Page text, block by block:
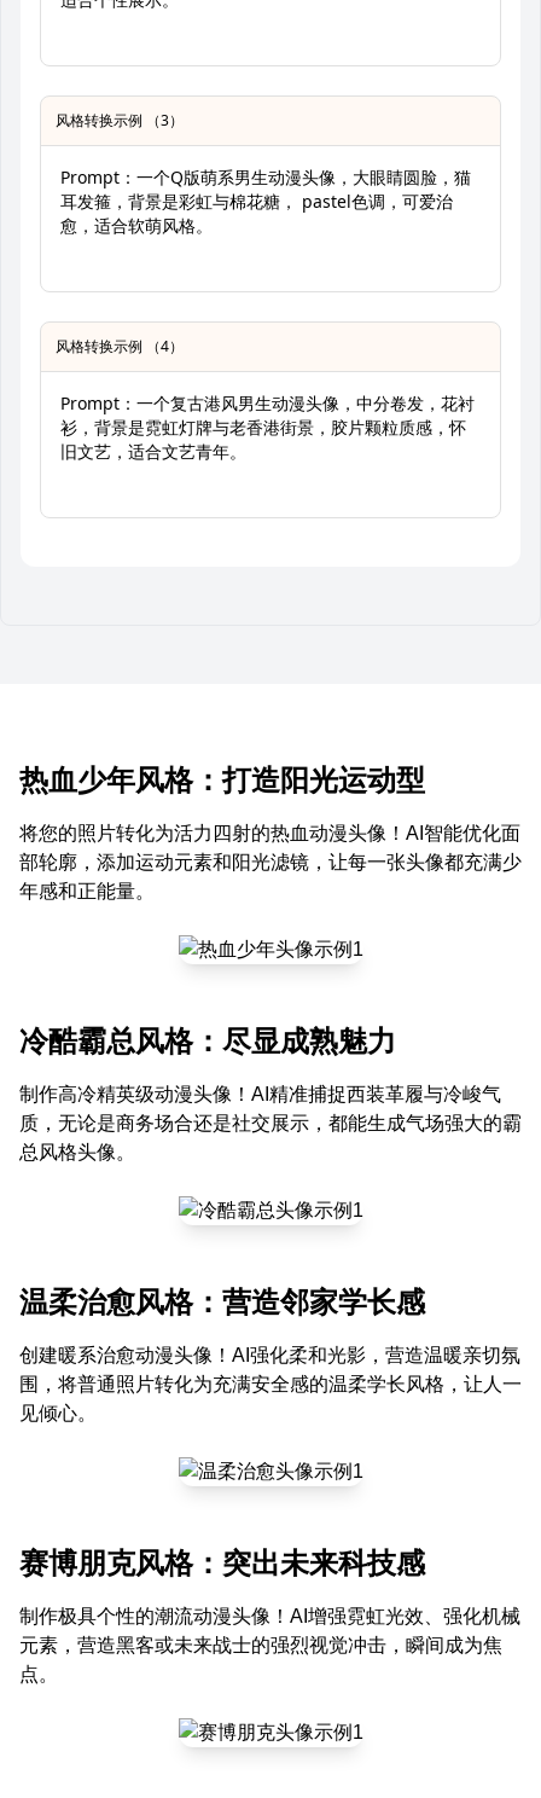
风格转换示例 （3）
Prompt：一个Q版萌系男生动漫头像，大眼睛圆脸，猫
耳发箍，背景是彩虹与棉花糖， pastel色调，可爱治
愈，适合软萌风格。
风格转换示例 （4）
Prompt：一个复古港风男生动漫头像，中分卷发，花衬
衫，背景是霓虹灯牌与老香港街景，胶片颗粒质感，怀
旧文艺，适合文艺青年。
热血少年风格：打造阳光运动型
将您的照片转化为活力四射的热血动漫头像！AI智能优化面
部轮廓，添加运动元素和阳光滤镜，让每一张头像都充满少
年感和正能量。
冷酷霸总风格：尽显成熟魅力
制作高冷精英级动漫头像！AI精准捕捉西装革履与冷峻气
质，无论是商务场合还是社交展示，都能生成气场强大的霸
总风格头像。
温柔治愈风格：营造邻家学长感
创建暖系治愈动漫头像！AI强化柔和光影，营造温暖亲切氛
围，将普通照片转化为充满安全感的温柔学长风格，让人一
见倾心。
赛博朋克风格：突出未来科技感
制作极具个性的潮流动漫头像！AI增强霓虹光效、强化机械
元素，营造黑客或未来战士的强烈视觉冲击，瞬间成为焦
点。